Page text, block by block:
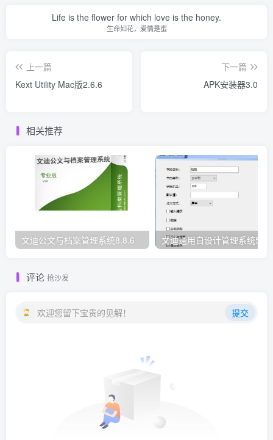
Life is the flower for which love is the honey.
生命如花，爱情是蜜
上一篇
Kext Utility Mac版2.6.6
下一篇
APK安装器3.0
相关推荐
文迪公文与档案管理系统8.8.6 文迪通用自设计管理系统
评论 抢沙发
欢迎您留下宝贵的见解！ 提交